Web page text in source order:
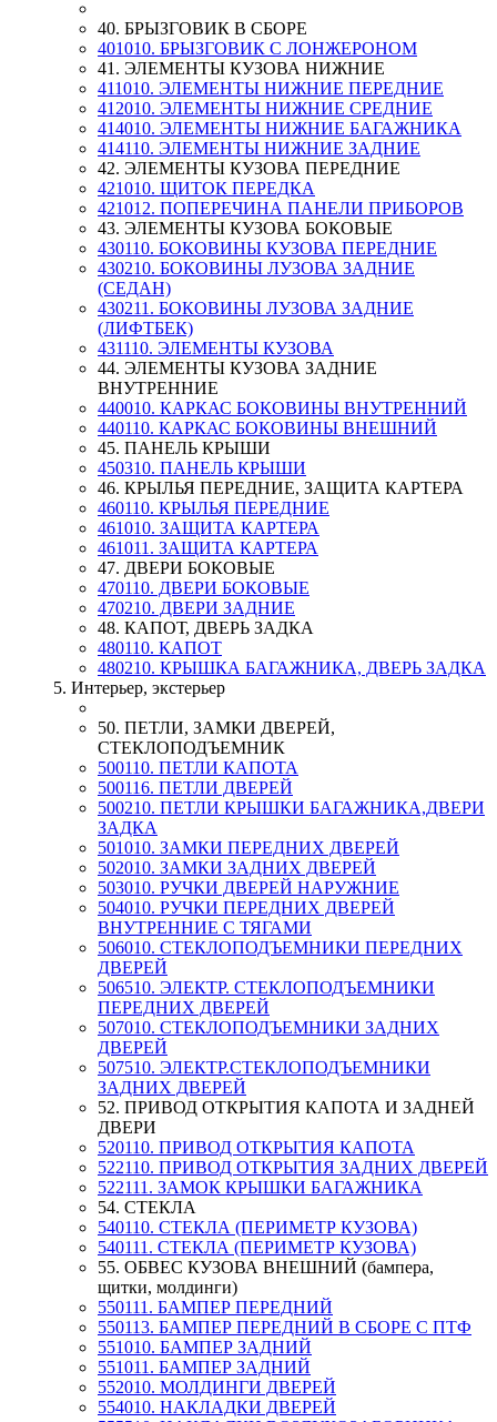
40. БРЫЗГОВИК В СБОРЕ
401010. БРЫЗГОВИК С ЛОНЖЕРОНОМ
41. ЭЛЕМЕНТЫ КУЗОВА НИЖНИЕ
411010. ЭЛЕМЕНТЫ НИЖНИЕ ПЕРЕДНИЕ
412010. ЭЛЕМЕНТЫ НИЖНИЕ СРЕДНИЕ
414010. ЭЛЕМЕНТЫ НИЖНИЕ БАГАЖНИКА
414110. ЭЛЕМЕНТЫ НИЖНИЕ ЗАДНИЕ
42. ЭЛЕМЕНТЫ КУЗОВА ПЕРЕДНИЕ
421010. ЩИТОК ПЕРЕДКА
421012. ПОПЕРЕЧИНА ПАНЕЛИ ПРИБОРОВ
43. ЭЛЕМЕНТЫ КУЗОВА БОКОВЫЕ
430110. БОКОВИНЫ КУЗОВА ПЕРЕДНИЕ
430210. БОКОВИНЫ ЛУЗОВА ЗАДНИЕ
(СЕДАН)
430211. БОКОВИНЫ ЛУЗОВА ЗАДНИЕ
(ЛИФТБЕК)
431110. ЭЛЕМЕНТЫ КУЗОВА
44. ЭЛЕМЕНТЫ КУЗОВА ЗАДНИЕ
ВНУТРЕННИЕ
440010. КАРКАС БОКОВИНЫ ВНУТРЕННИЙ
440110. КАРКАС БОКОВИНЫ ВНЕШНИЙ
45. ПАНЕЛЬ КРЫШИ
450310. ПАНЕЛЬ КРЫШИ
46. КРЫЛЬЯ ПЕРЕДНИЕ, ЗАЩИТА КАРТЕРА
460110. КРЫЛЬЯ ПЕРЕДНИЕ
461010. ЗАЩИТА КАРТЕРА
461011. ЗАЩИТА КАРТЕРА
47. ДВЕРИ БОКОВЫЕ
470110. ДВЕРИ БОКОВЫЕ
470210. ДВЕРИ ЗАДНИЕ
48. КАПОТ, ДВЕРЬ ЗАДКА
480110. КАПОТ
480210. КРЫШКА БАГАЖНИКА, ДВЕРЬ ЗАДКА
5. Интерьер, экстерьер
50. ПЕТЛИ, ЗАМКИ ДВЕРЕЙ,
СТЕКЛОПОДЪЕМНИК
500110. ПЕТЛИ КАПОТА
500116. ПЕТЛИ ДВЕРЕЙ
500210. ПЕТЛИ КРЫШКИ БАГАЖНИКА,ДВЕРИ
ЗАДКА
501010. ЗАМКИ ПЕРЕДНИХ ДВЕРЕЙ
502010. ЗАМКИ ЗАДНИХ ДВЕРЕЙ
503010. РУЧКИ ДВЕРЕЙ НАРУЖНИЕ
504010. РУЧКИ ПЕРЕДНИХ ДВЕРЕЙ
ВНУТРЕННИЕ С ТЯГАМИ
506010. СТЕКЛОПОДЪЕМНИКИ ПЕРЕДНИХ
ДВЕРЕЙ
506510. ЭЛЕКТР. СТЕКЛОПОДЪЕМНИКИ
ПЕРЕДНИХ ДВЕРЕЙ
507010. СТЕКЛОПОДЪЕМНИКИ ЗАДНИХ
ДВЕРЕЙ
507510. ЭЛЕКТР.СТЕКЛОПОДЪЕМНИКИ
ЗАДНИХ ДВЕРЕЙ
52. ПРИВОД ОТКРЫТИЯ КАПОТА И ЗАДНЕЙ
ДВЕРИ
520110. ПРИВОД ОТКРЫТИЯ КАПОТА
522110. ПРИВОД ОТКРЫТИЯ ЗАДНИХ ДВЕРЕЙ
522111. ЗАМОК КРЫШКИ БАГАЖНИКА
54. СТЕКЛА
540110. СТЕКЛА (ПЕРИМЕТР КУЗОВА)
540111. СТЕКЛА (ПЕРИМЕТР КУЗОВА)
55. ОБВЕС КУЗОВА ВНЕШНИЙ (бампера,
щитки, молдинги)
550111. БАМПЕР ПЕРЕДНИЙ
550113. БАМПЕР ПЕРЕДНИЙ В СБОРЕ С ПТФ
551010. БАМПЕР ЗАДНИЙ
551011. БАМПЕР ЗАДНИЙ
552010. МОЛДИНГИ ДВЕРЕЙ
554010. НАКЛАДКИ ДВЕРЕЙ